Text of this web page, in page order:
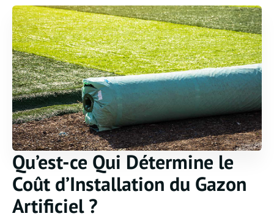
Qu’est-ce Qui Détermine le
Coût d’Installation du Gazon
Artificiel ?